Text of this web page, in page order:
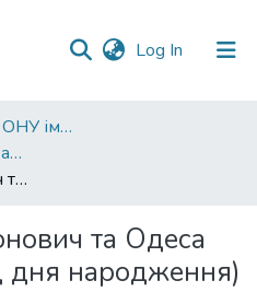
Log In (current)
Наукові видання ОНУ імені І. І. Мечникова
Записки історичного факультету
Володимир Антонович та Одеса (до 170-ліття від дня народження)
та Одеса
дня народження)